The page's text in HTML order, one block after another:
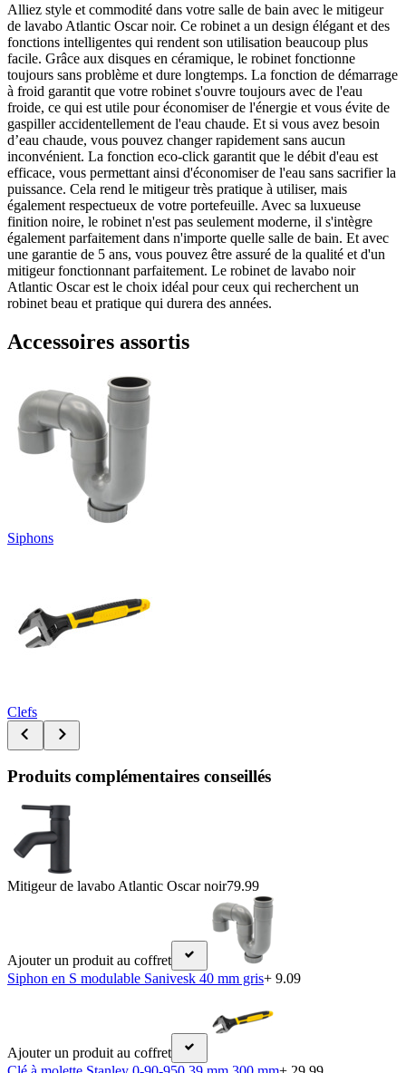
Alliez style et commodité dans votre salle de bain avec le mitigeur
de lavabo Atlantic Oscar noir. Ce robinet a un design élégant et des
fonctions intelligentes qui rendent son utilisation beaucoup plus
facile. Grâce aux disques en céramique, le robinet fonctionne
toujours sans problème et dure longtemps. La fonction de démarrage
à froid garantit que votre robinet s'ouvre toujours avec de l'eau
froide, ce qui est utile pour économiser de l'énergie et vous évite de
gaspiller accidentellement de l'eau chaude. Et si vous avez besoin
d’eau chaude, vous pouvez changer rapidement sans aucun
inconvénient. La fonction eco-click garantit que le débit d'eau est
efficace, vous permettant ainsi d'économiser de l'eau sans sacrifier la
puissance. Cela rend le mitigeur très pratique à utiliser, mais
également respectueux de votre portefeuille. Avec sa luxueuse
finition noire, le robinet n'est pas seulement moderne, il s'intègre
également parfaitement dans n'importe quelle salle de bain. Et avec
une garantie de 5 ans, vous pouvez être assuré de la qualité et d'un
mitigeur fonctionnant parfaitement. Le robinet de lavabo noir
Atlantic Oscar est le choix idéal pour ceux qui recherchent un
robinet beau et pratique qui durera des années.
Accessoires assortis
Siphons
Clefs
Produits complémentaires conseillés
Mitigeur de lavabo Atlantic Oscar noir79.99
Ajouter un produit au coffret
Siphon en S modulable Sanivesk 40 mm gris+ 9.09
Ajouter un produit au coffret